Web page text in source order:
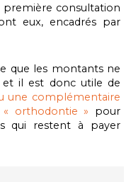
première consultation
eux, encadrés par
que les montants ne
et il est donc utile de
une complémentaire
orthodontie » pour
qui restent à payer